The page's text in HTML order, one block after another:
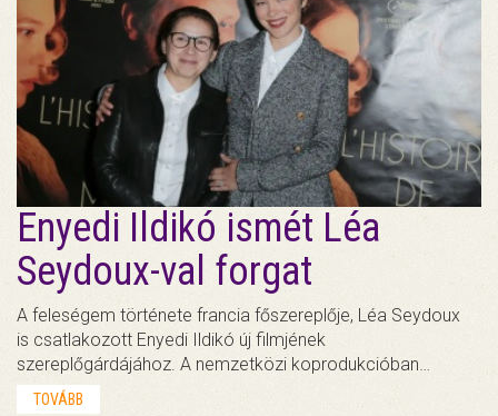
Enyedi Ildikó ismét Léa
Seydoux-val forgat
A feleségem története francia főszereplője, Léa Seydoux
is csatlakozott Enyedi Ildikó új filmjének
szereplőgárdájához. A nemzetközi koprodukcióban…
TOVÁBB